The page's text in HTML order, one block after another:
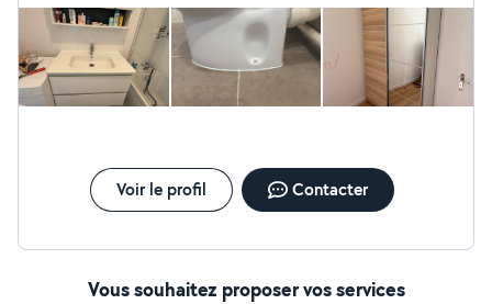
miroirs et accessoires * Pose de luminaires et
suspensions * Petits travaux de bricolage * Petite
plomberie : remplacement de robinets, mitigeurs,
pommeaux de douche, flexibles, joints, siphons,
mécanismes de chasse d'eau, réparation de petites
le chantier propre et je m'engage à fournir un travail de
qualité. Devis gratuit, intervention rapide et satisfaction
client garantie.
Voir le profil Contacter
Vous souhaitez proposer vos services